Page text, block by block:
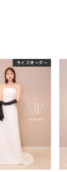
サイズオーダー